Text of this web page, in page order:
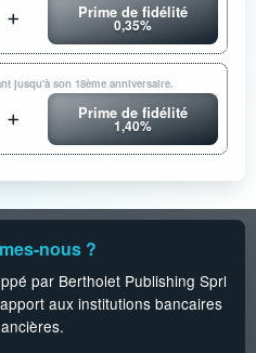
Prime de fidélité
0,35%
jusqu'à son 18ème anniversaire.
Prime de fidélité
1,40%
nous ?
par Bertholet Publishing Sprl
aux institutions bancaires